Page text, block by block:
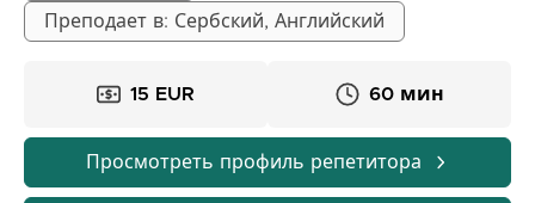
применение языка.
Преподает в: Сербский, Английский
15 EUR 60 мин
Просмотреть профиль репетитора